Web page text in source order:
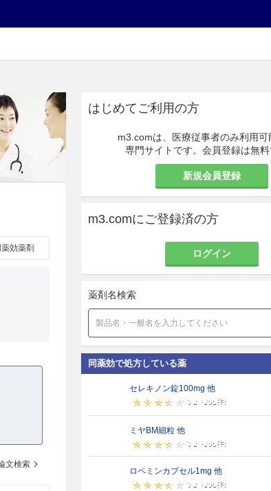
薬効薬剤
文検索
はじめてご利用の方
m3.comは、医療従事者のみ利用可
専門サイトです。会員登録は無料
新規会員登録
m3.comにご登録済の方
ログイン
薬剤名検索
同薬効で処方している薬
セレキノン錠100mg 他
ミヤBM細粒 他
ロペミンカプセル1mg 他